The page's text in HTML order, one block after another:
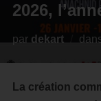
2026,
par dekart
La création